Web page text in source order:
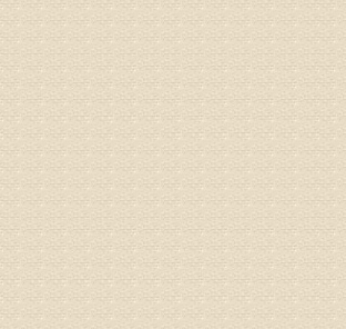
治疗方
济南杏
姓名：
病情描
身调理